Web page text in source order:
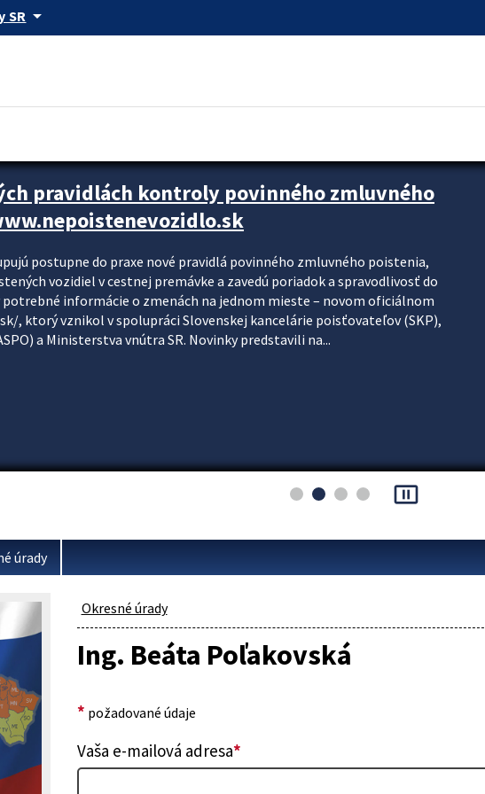
SR arrow_drop_down
pravidlách kontroly povinného zmluvného
postupne do praxe nové pravidlá povinného zmluvného poistenia,
vozidiel v cestnej premávke a zavedú poriadok a spravodlivosť do
potrebné informácie o zmenách na jednom mieste – novom oficiálnom
, ktorý vznikol v spolupráci Slovenskej kancelárie poisťovateľov (SKP),
a Ministerstva vnútra SR. Novinky predstavili na...
pause_presentation
úrady
Okresné úrady
Ing. Beáta Poľakovská
* požadované údaje
Vaša e-mailová adresa*